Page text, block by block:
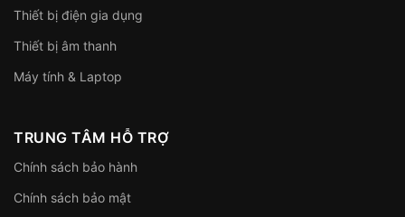
Thiết bị điện gia dụng
Thiết bị âm thanh
Máy tính & Laptop
TRUNG TÂM HỖ TRỢ
Chính sách bảo hành
Chính sách bảo mật